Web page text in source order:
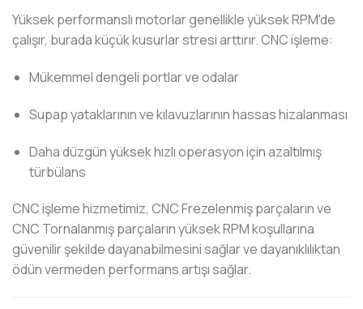
Yüksek performanslı motorlar genellikle yüksek RPM'de
çalışır, burada küçük kusurlar stresi arttırır. CNC işleme:
Mükemmel dengeli portlar ve odalar
Supap yataklarının ve kılavuzlarının hassas hizalanması
Daha düzgün yüksek hızlı operasyon için azaltılmış
türbülans
CNC işleme hizmetimiz, CNC Frezelenmiş parçaların ve
CNC Tornalanmış parçaların yüksek RPM koşullarına
güvenilir şekilde dayanabilmesini sağlar ve dayanıklılıktan
ödün vermeden performans artışı sağlar.